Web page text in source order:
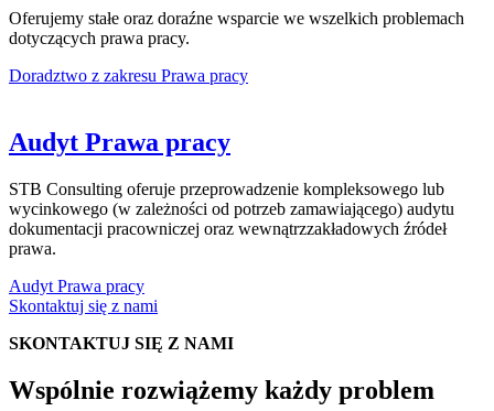
Oferujemy stałe oraz doraźne wsparcie we wszelkich problemach
dotyczących prawa pracy.
Doradztwo z zakresu Prawa pracy
Audyt Prawa pracy
STB Consulting oferuje przeprowadzenie kompleksowego lub
wycinkowego (w zależności od potrzeb zamawiającego) audytu
dokumentacji pracowniczej oraz wewnątrzzakładowych źródeł
prawa.
Audyt Prawa pracy
Skontaktuj się z nami
SKONTAKTUJ SIĘ Z NAMI
Wspólnie rozwiążemy każdy problem